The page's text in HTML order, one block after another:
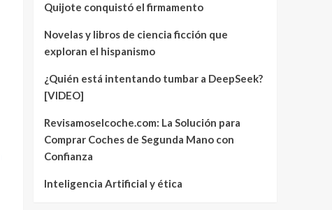
Quijote conquistó el firmamento
Novelas y libros de ciencia ficción que
exploran el hispanismo
¿Quién está intentando tumbar a DeepSeek?
[VIDEO]
Revisamoselcoche.com: La Solución para
Comprar Coches de Segunda Mano con
Confianza
Inteligencia Artificial y ética